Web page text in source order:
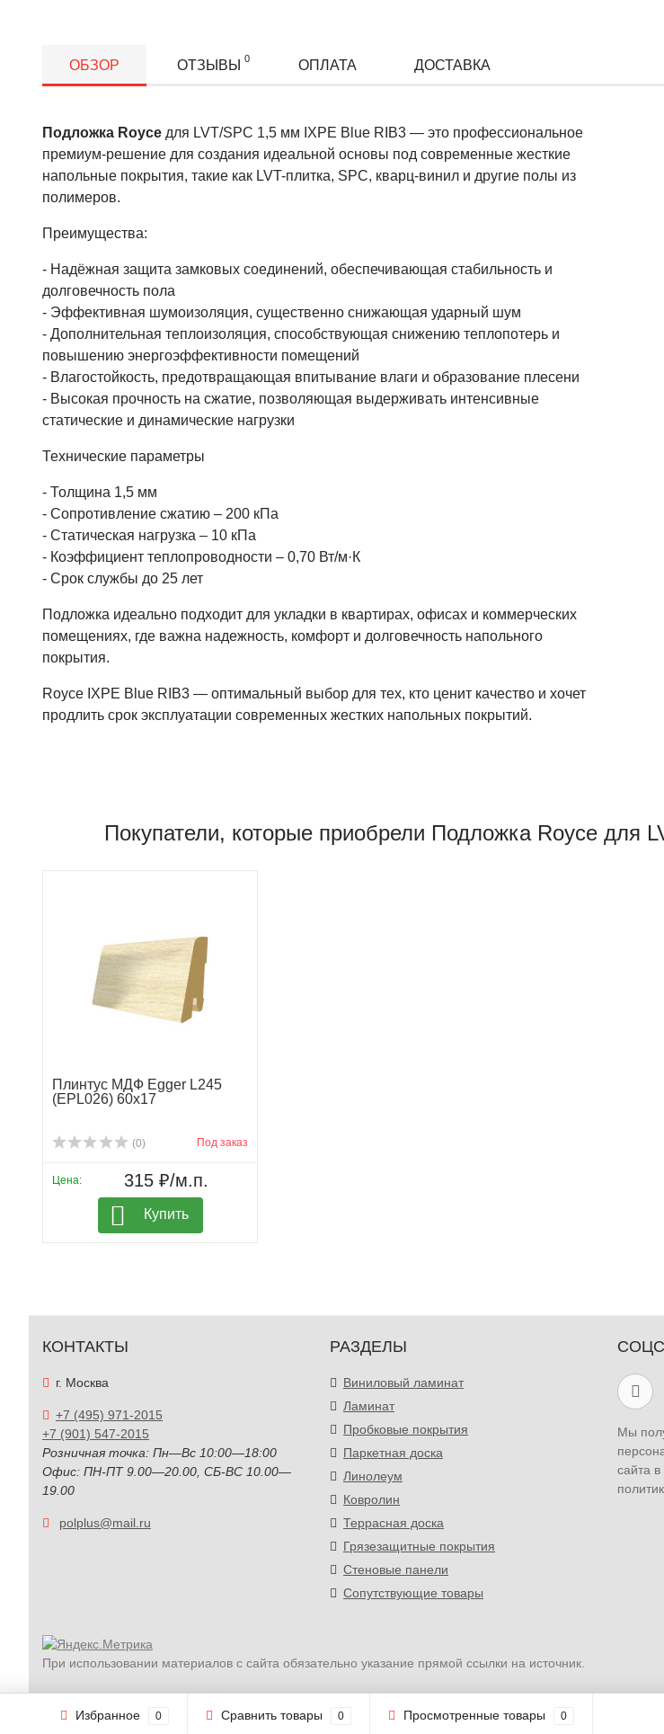
ОБЗОР ОТЗЫВЫ 0 ОПЛАТА ДОСТАВКА
Подложка Royce для LVT/SPC 1,5 мм IXPE Blue RIB3 — это профессиональное
премиум-решение для создания идеальной основы под современные жесткие
напольные покрытия, такие как LVT-плитка, SPC, кварц-винил и другие полы из
полимеров.
Преимущества:
- Надёжная защита замковых соединений, обеспечивающая стабильность и
долговечность пола
- Эффективная шумоизоляция, существенно снижающая ударный шум
- Дополнительная теплоизоляция, способствующая снижению теплопотерь и
повышению энергоэффективности помещений
- Влагостойкость, предотвращающая впитывание влаги и образование плесени
- Высокая прочность на сжатие, позволяющая выдерживать интенсивные
статические и динамические нагрузки
Технические параметры
- Толщина 1,5 мм
- Сопротивление сжатию – 200 кПа
- Статическая нагрузка – 10 кПа
- Коэффициент теплопроводности – 0,70 Вт/м·К
- Срок службы до 25 лет
Подложка идеально подходит для укладки в квартирах, офисах и коммерческих
помещениях, где важна надежность, комфорт и долговечность напольного
покрытия.
Royce IXPE Blue RIB3 — оптимальный выбор для тех, кто ценит качество и хочет
продлить срок эксплуатации современных жестких напольных покрытий.
Покупатели, которые приобрели Подложка Royce для
Плинтус МДФ Egger L245
(EPL026) 60х17
(0) Под заказ
Цена: 315 ₽/м.п.
Купить
КОНТАКТЫ
г. Москва
+7 (495) 971-2015
+7 (901) 547-2015
Розничная точка: Пн—Вс 10:00—18:00
Офис: ПН-ПТ 9.00—20.00, СБ-ВС 10.00—
19.00
polplus@mail.ru
РАЗДЕЛЫ
Виниловый ламинат
Ламинат
Пробковые покрытия
Паркетная доска
Линолеум
Ковролин
Террасная доска
Грязезащитные покрытия
Стеновые панели
Сопутствующие товары
Мы
сайта
При использовании материалов с сайта обязательно указание прямой ссылки на источник.
Избранное 0 Сравнить товары 0 Просмотренные товары 0